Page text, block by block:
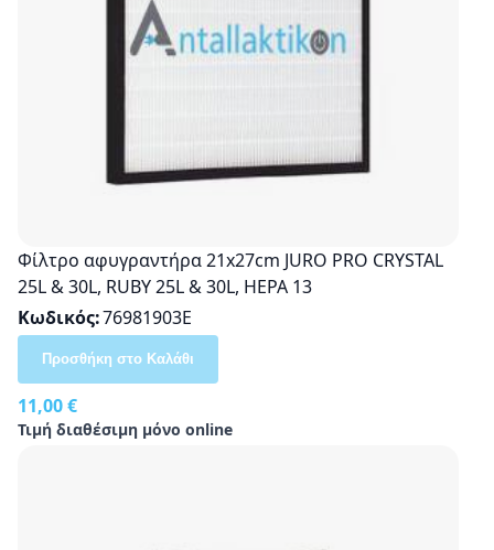
Φίλτρο αφυγραντήρα 21x27cm JURO PRO CRYSTAL
25L & 30L, RUBY 25L & 30L, HEPA 13
Κωδικός 76981903E
11,00 €
Τιμή διαθέσιμη μόνο online
Προσθήκη στο Καλάθι